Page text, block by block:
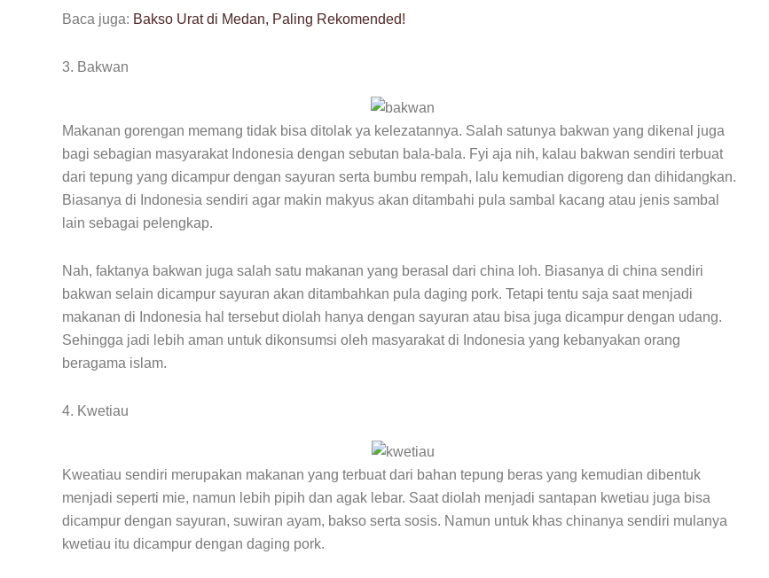
Baca juga: Bakso Urat di Medan, Paling Rekomended!
3. Bakwan
Makanan gorengan memang tidak bisa ditolak ya kelezatannya. Salah satunya bakwan yang dikenal juga
bagi sebagian masyarakat Indonesia dengan sebutan bala-bala. Fyi aja nih, kalau bakwan sendiri terbuat
dari tepung yang dicampur dengan sayuran serta bumbu rempah, lalu kemudian digoreng dan dihidangkan.
Biasanya di Indonesia sendiri agar makin makyus akan ditambahi pula sambal kacang atau jenis sambal
lain sebagai pelengkap.
Nah, faktanya bakwan juga salah satu makanan yang berasal dari china loh. Biasanya di china sendiri
bakwan selain dicampur sayuran akan ditambahkan pula daging pork. Tetapi tentu saja saat menjadi
makanan di Indonesia hal tersebut diolah hanya dengan sayuran atau bisa juga dicampur dengan udang.
Sehingga jadi lebih aman untuk dikonsumsi oleh masyarakat di Indonesia yang kebanyakan orang
beragama islam.
4. Kwetiau
Kweatiau sendiri merupakan makanan yang terbuat dari bahan tepung beras yang kemudian dibentuk
menjadi seperti mie, namun lebih pipih dan agak lebar. Saat diolah menjadi santapan kwetiau juga bisa
dicampur dengan sayuran, suwiran ayam, bakso serta sosis. Namun untuk khas chinanya sendiri mulanya
kwetiau itu dicampur dengan daging pork.